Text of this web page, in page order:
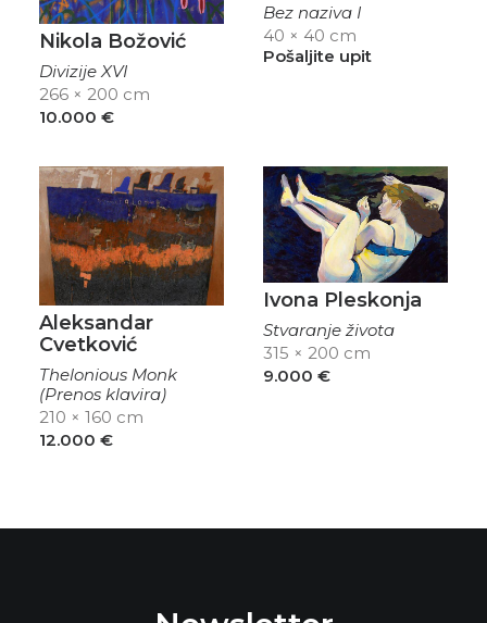
Nikola Božović
Divizije XVI
266 × 200 cm
10.000 €
Bez naziva I
40 × 40 cm
Pošaljite upit
Aleksandar
Cvetković
Thelonious Monk
(Prenos klavira)
210 × 160 cm
12.000 €
Ivona Pleskonja
Stvaranje života
315 × 200 cm
9.000 €